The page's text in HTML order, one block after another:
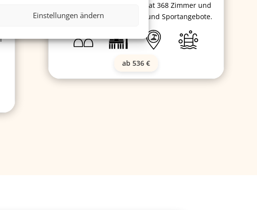
Einstellungen ändern
Lage am Meer. Das Hotel hat 368 Zimmer und
bietet sehr viele Wellness-und Sportangebote.
ab 536 €